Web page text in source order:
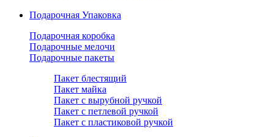
Подарочная Упаковка
Подарочная коробка
Подарочные мелочи
Подарочные пакеты
Пакет блестящий
Пакет майка
Пакет с вырубной ручкой
Пакет с петлевой ручкой
Пакет с пластиковой ручкой